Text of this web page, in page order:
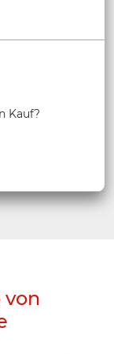
Kauf?
von